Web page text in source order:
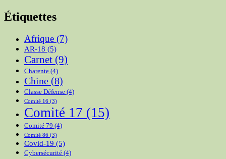
Étiquettes
Afrique (7)
AR-18 (5)
Carnet (9)
Charente (4)
Chine (8)
Classe Défense (4)
Comité 16 (3)
Comité 17 (15)
Comité 79 (4)
Comité 86 (3)
Covid-19 (5)
Cybersécurité (4)